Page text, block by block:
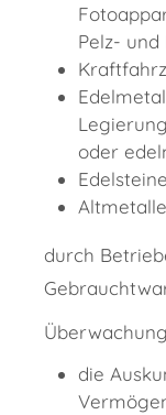
Pelz- und
oder
durch
die